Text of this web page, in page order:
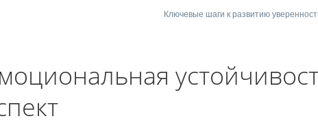
Ключевые шаги к развитию